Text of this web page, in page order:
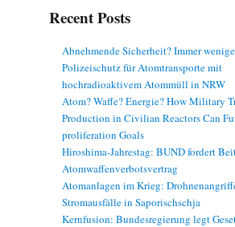
Recent Posts
Abnehmende Sicherheit? Immer
Polizeischutz für Atomtransporte mit
hochradioaktivem Atommüll in NRW
Atom? Waffe? Energie? How Military
Production in Civilian Reactors Can
proliferation Goals
Hiroshima-Jahrestag: BUND fordert
Atomwaffenverbotsvertrag
Atomanlagen im Krieg:
Stromausfälle in Saporischschja
Kernfusion: Bundesregierung legt